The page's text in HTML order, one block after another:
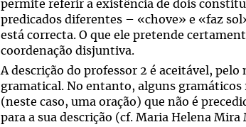
permite referir a existência de dois
predicados diferentes – «chove» e «faz
está correcta. O que ele pretende
coordenação disjuntiva.
A descrição do professor 2 é aceitável,
gramatical. No entanto, alguns
(neste caso, uma oração) que não é
para a sua descrição (cf. Maria Helena Mira